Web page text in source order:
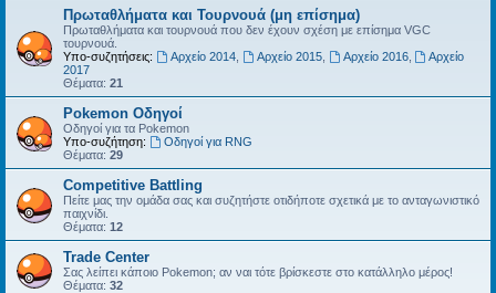
Πρωταθλήματα και Τουρνουά (μη επίσημα)
Πρωταθλήματα και τουρνουά που δεν έχουν σχέση με επίσημα VGC
τουρνουά.
Υπο-συζητήσεις:
Αρχείο 2014, Αρχείο 2015, Αρχείο 2016,
Αρχείο
2017
Θέματα: 21
Pokemon Οδηγοί
Οδηγοί για τα Pokemon
Υπο-συζήτηση:
Οδηγοί για RNG
Θέματα: 29
Competitive Battling
Πείτε μας την ομάδα σας και συζητήστε οτιδήποτε σχετικά με το ανταγωνιστικό
παιχνίδι.
Θέματα: 12
Trade Center
Σας λείπει κάποιο Pokemon; αν ναι τότε βρίσκεστε στο κατάλληλο μέρος!
Θέματα: 32